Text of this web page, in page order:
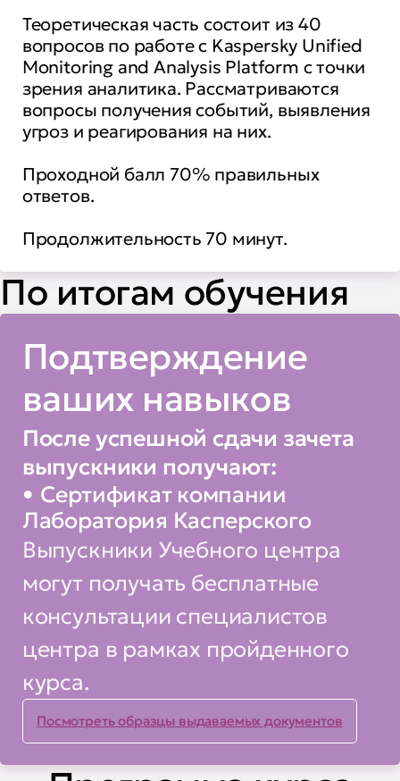
Теоретическая часть состоит из 40
вопросов по работе c Kaspersky Unified
Monitoring and Analysis Platform с точки
зрения аналитика. Рассматриваются
вопросы получения событий, выявления
угроз и реагирования на них.
Проходной балл 70% правильных
ответов.
Продолжительность 70 минут.
По итогам обучения
Подтверждение
ваших навыков
После успешной сдачи зачета
выпускники получают:
Сертификат компании
Лаборатория Касперского
Выпускники Учебного центра
могут получать бесплатные
консультации специалистов
центра в рамках пройденного
курса.
Посмотреть образцы выдаваемых документов